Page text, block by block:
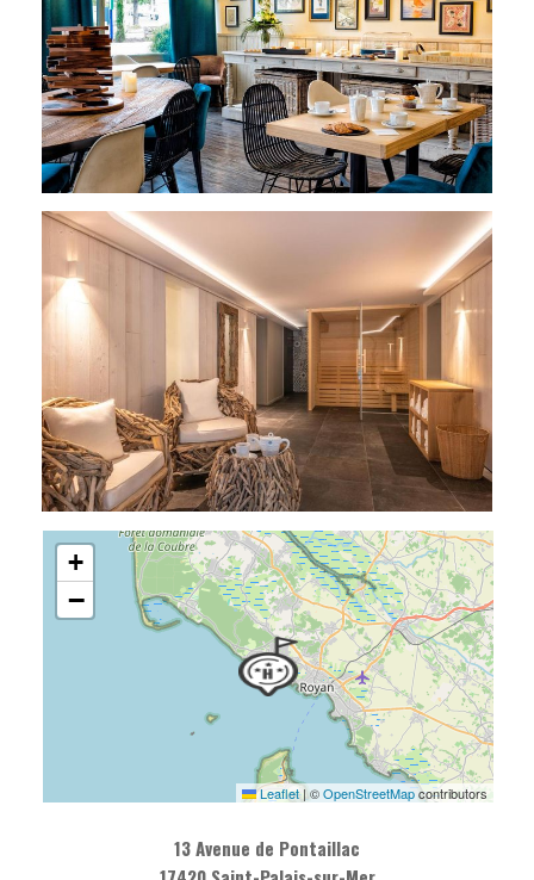
+
−
Leaflet | ©OpenStreetMapcontributors
13 Avenue de Pontaillac